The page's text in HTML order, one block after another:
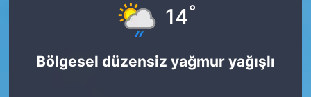
14°
Bölgesel düzensiz yağmur yağışlı